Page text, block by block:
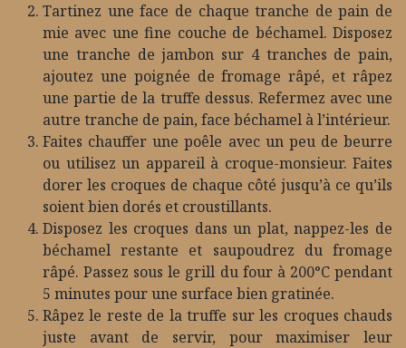
Tartinez une face de chaque tranche de pain de
mie avec une fine couche de béchamel. Disposez
une tranche de jambon sur 4 tranches de pain,
ajoutez une poignée de fromage râpé, et râpez
une partie de la truffe dessus. Refermez avec une
autre tranche de pain, face béchamel à l’intérieur.
Faites chauffer une poêle avec un peu de beurre
ou utilisez un appareil à croque-monsieur. Faites
dorer les croques de chaque côté jusqu’à ce qu’ils
soient bien dorés et croustillants.
Disposez les croques dans un plat, nappez-les de
béchamel restante et saupoudrez du fromage
râpé. Passez sous le grill du four à 200°C pendant
5 minutes pour une surface bien gratinée.
Râpez le reste de la truffe sur les croques chauds
juste avant de servir, pour maximiser leur